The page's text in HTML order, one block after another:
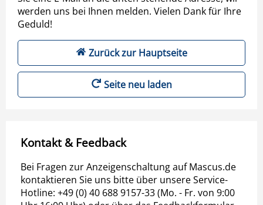
werden uns bei Ihnen melden. Vielen Dank für Ihre
Geduld!
Zurück zur Hauptseite
Seite neu laden
Kontakt & Feedback
Bei Fragen zur Anzeigenschaltung auf Mascus.de
kontaktieren Sie uns bitte über unsere Service-
Hotline: +49 (0) 40 688 9157-33 (Mo. - Fr. von 9:00